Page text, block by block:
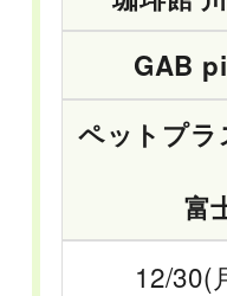
GAB
ペットプラ
富
12/30(